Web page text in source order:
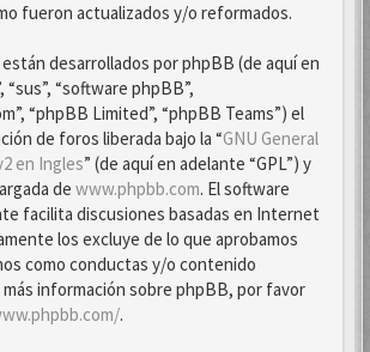
fueron actualizados y/o reformados.
desarrollados por phpBB (de aquí en
“sus”, “software phpBB”,
“phpBB Limited”, “phpBB Teams”) el
de foros liberada bajo la “GNU General
en Ingles” (de aquí en adelante “GPL”) y
de www.phpbb.com. El software
facilita discusiones basadas en Internet
los excluye de lo que aprobamos
como conductas y/o contenido
más información sobre phpBB, por favor
.